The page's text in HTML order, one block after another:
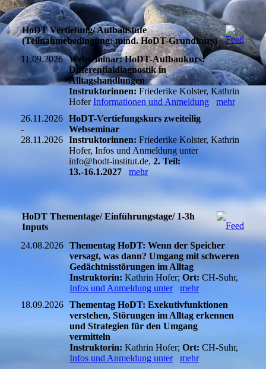
HoDT Vertiefung/ Aufbaustufe
(Teilnahmebedingung: mind. HoDT-Grundkurs)
11.09.2026 Webseminar: HoDT-Aufbaukurs:
Differentialdiagnostik in
Alltagshandlungen
Instruktorinnen: Friederike Kolster, Kathrin
HoferInformationen und Anmeldung
mehr
26.11.2026
-
28.11.2026
HoDT-Vertiefungskurs zweiteilig
Webseminar
Instruktorinnen: Friederike Kolster, Kathrin
Hofer, Infos und Anmeldung unter
info@hodt-institut.de,2. Teil:
13.-16.1.2027
mehr
HoDT Thementage/ Einführungstage/ 1-3h
Inputs
24.08.2026 Thementag HoDT: Wenn der Speicher
versagt, was dann? Umgang mit schweren
Gedächtnisstörungen im Alltag
Instruktorin: Kathrin Hofer; Ort: CH-Suhr,
Infos und Anmeldung unter
mehr
18.09.2026 Thementag HoDT: Exekutivfunktionen
verstehen, Störungen im Alltag erkennen
und Strategien für den Umgang
vermitteln
Instruktorin: Kathrin Hofer; Ort: CH-Suhr,
Infos und Anmeldung unter
mehr